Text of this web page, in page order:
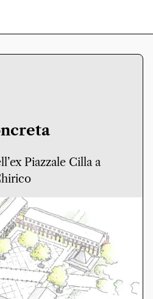
Piazzale Cilla a